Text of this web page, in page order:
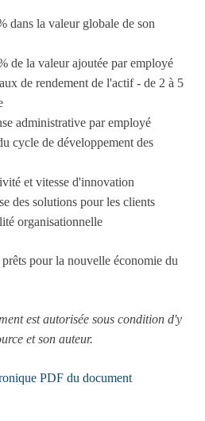
dans la valeur globale de son
de la valeur ajoutée par employé
de rendement de l'actif - de 2 à 5
administrative par employé
cycle de développement des
et vitesse d'innovation
des solutions pour les clients
organisationnelle
pour la nouvelle économie du
est autorisée sous condition d'y
et son auteur.
PDF du document